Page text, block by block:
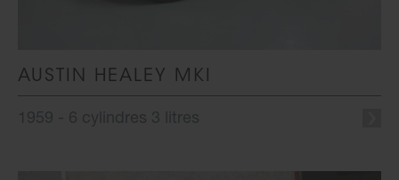
AUSTIN HEALEY MKI
1959 - 6 cylindres 3 litres